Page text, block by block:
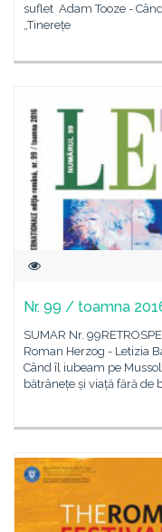
suflet Adam Tooze -
„Tinerețe
Nr. 99 / toamna
SUMAR Nr.
Roman Herzog - Letizia
Când îl iubeam pe
bătrânețe și viață fără de